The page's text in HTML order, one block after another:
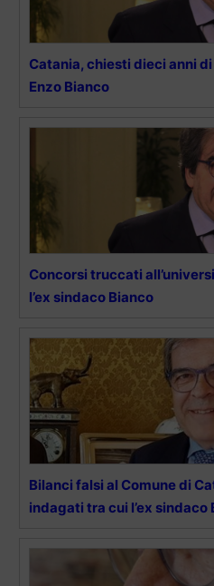
Catania, chiesti dieci anni
Enzo Bianco
Concorsi truccati
l’ex sindaco Bianco
Bilanci falsi al Comune di
indagati tra cui l’ex sindaco